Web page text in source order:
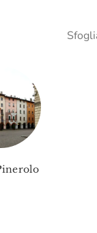
Mario Fongo
Menabrea
Montanaro
Nonino